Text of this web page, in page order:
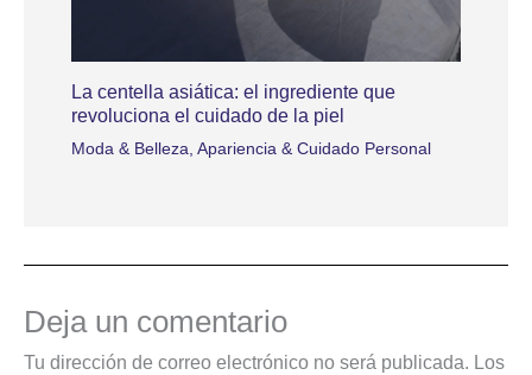
La centella asiática: el ingrediente que
revoluciona el cuidado de la piel
Moda & Belleza Apariencia & Cuidado Personal
Deja un comentario
Tu dirección de correo electrónico no será publicada. Los